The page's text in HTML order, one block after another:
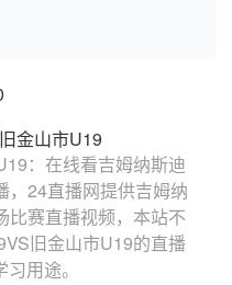
金山市U19
：在线看吉姆纳斯迪
，24直播网提供吉姆纳
比赛直播视频，本站不
旧金山市U19的直播
用途。